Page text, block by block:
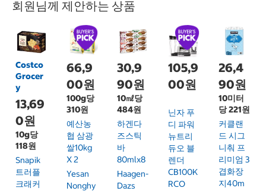
회원님께 제안하는 상품
Costco
Grocer
y
13,69
0원
10g당
118원
Snapik
트러플
크래커
66,9
00원
100g당
310원
예산농
협 삼광
쌀10kg
X 2
Yesan
Nonghy
30,9
90원
10㎖당
484원
하겐다
즈스틱
바
80mlx8
Haagen-
Dazs
105,9
00원
닌자 푸
디 파워
뉴트리
듀오 블
렌더
CB100K
RCO
26,4
90원
10미터
당 221원
커클랜
드 시그
니춰 프
리미엄 3
겹화장
지40m